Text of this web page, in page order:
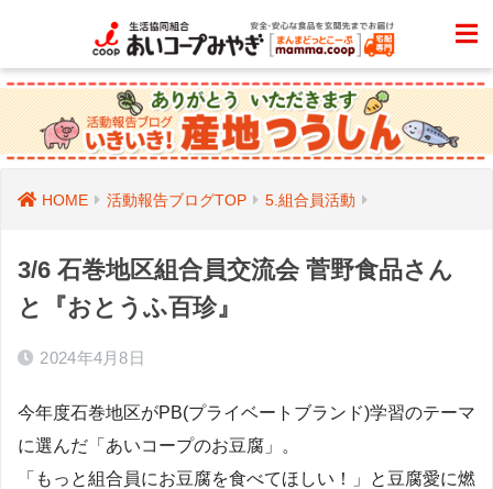
HOME 活動報告ブログTOP 5.組合員活動
3/6 石巻地区組合員交流会 菅野食品さん
と『おとうふ百珍』
2024年4月8日
今年度石巻地区がPB(プライベートブランド)学習のテーマ
に選んだ「あいコープのお豆腐」。
「もっと組合員にお豆腐を食べてほしい！」と豆腐愛に燃